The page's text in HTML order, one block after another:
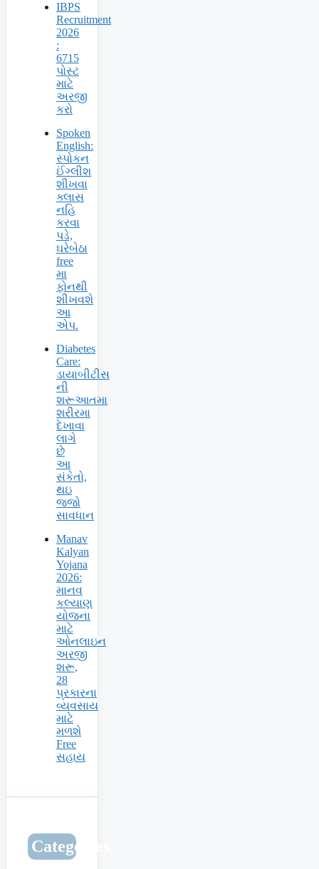
IBPS
Recruitment
2026
:
6715
પોસ્ટ
માટે
અરજી
કરો
Spoken
English:
સ્પોકન
ઈંગ્લીશ
શીખવા
ક્લાસ
નહિ
કરવા
પડે,
ઘરેબેઠા
free
મા
ફોનથી
શીખવશે
આ
એપ.
Diabetes
Care:
ડાયાબીટીસ
ની
શરૂઆતમા
શરીરમા
દેખાવા
લાગે
છે
આ
સંકેતો,
થઇ
જજો
સાવધાન
Manav
Kalyan
Yojana
2026:
માનવ
કલ્યાણ
યોજના
માટે
ઓનલાઇન
અરજી
શરૂ,
28
પ્રકારના
વ્યવસાય
માટે
મળશે
Free
સહાય
Categories